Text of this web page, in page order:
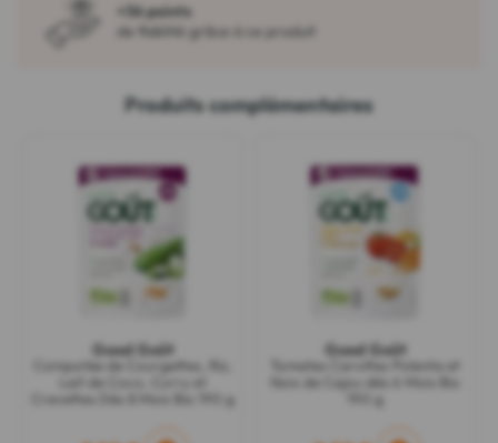
+36 points
de fidélité grâce à ce produit
Produits complémentaires
Good Goût
Compotée de Courgettes, Riz,
Crevettes Dès 8 Mois Bio 190 g
Good Goût
Tomates Carottes Polenta et